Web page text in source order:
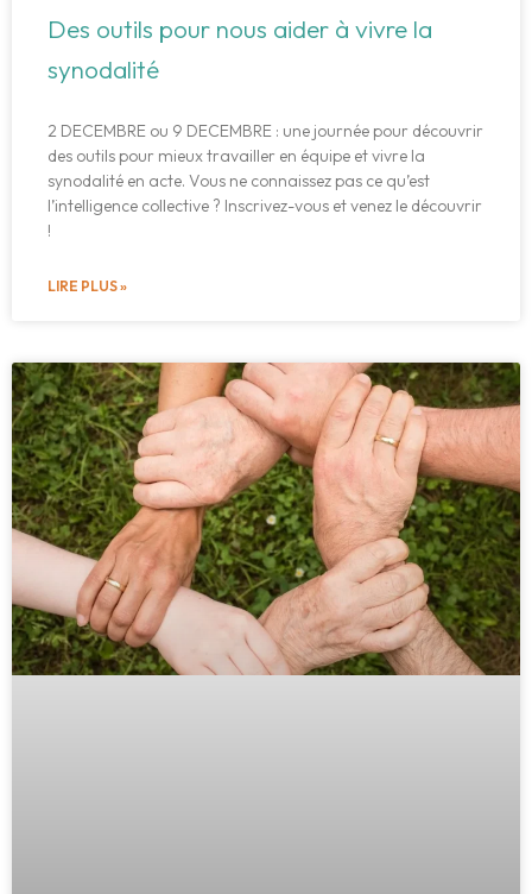
Des outils pour nous aider à vivre la
synodalité
2 DECEMBRE ou 9 DECEMBRE : une journée pour découvrir
des outils pour mieux travailler en équipe et vivre la
synodalité en acte. Vous ne connaissez pas ce qu’est
l’intelligence collective ? Inscrivez-vous et venez le découvrir
!
LIRE PLUS »